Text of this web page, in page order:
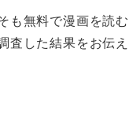
も無料で漫画を読
査した結果をお伝え